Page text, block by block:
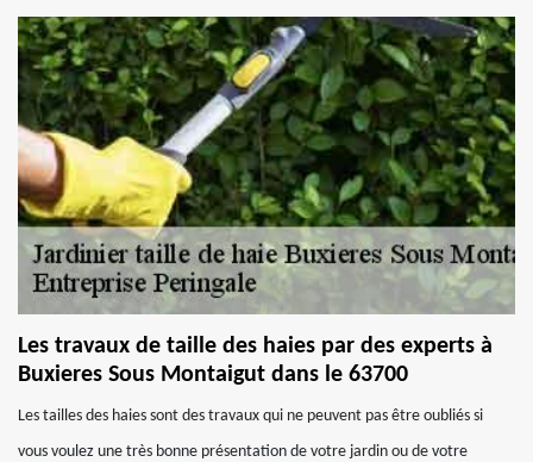
Les travaux de taille des haies par des experts à
Buxieres Sous Montaigut dans le 63700
Les tailles des haies sont des travaux qui ne peuvent pas être oubliés si
vous voulez une très bonne présentation de votre jardin ou de votre